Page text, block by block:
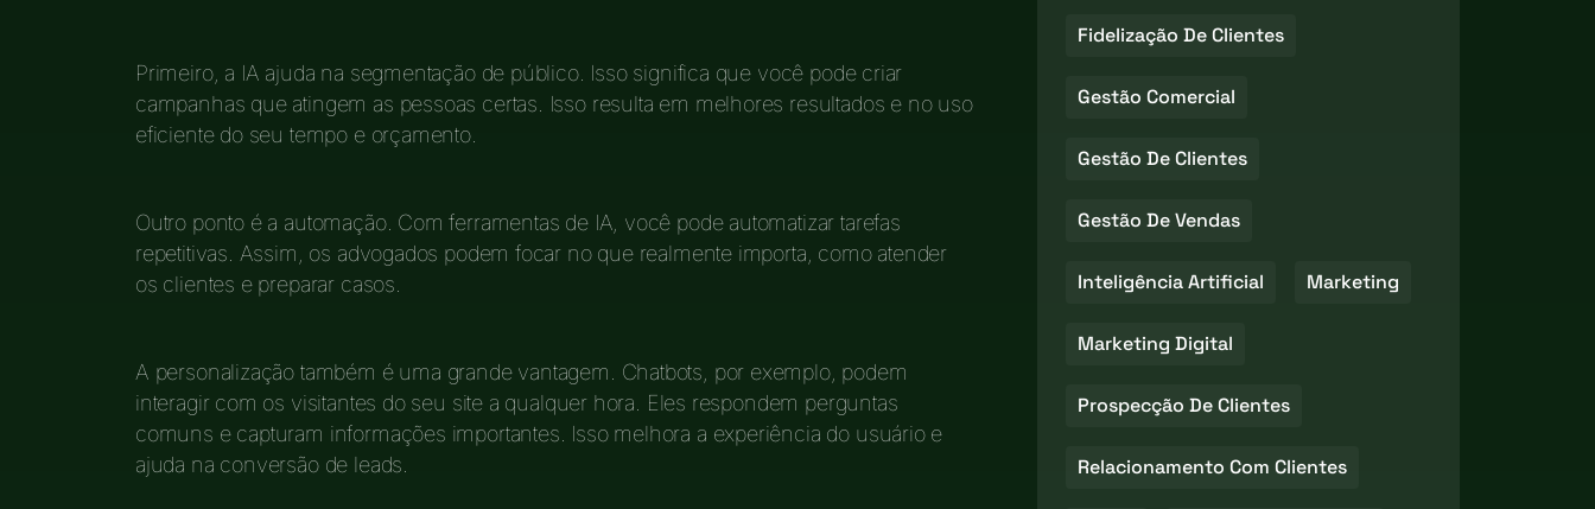
Primeiro, a IA ajuda na segmentação de público. Isso significa que você pode criar
campanhas que atingem as pessoas certas. Isso resulta em melhores resultados e no uso
eficiente do seu tempo e orçamento.
Outro ponto é a automação. Com ferramentas de IA, você pode automatizar tarefas
repetitivas. Assim, os advogados podem focar no que realmente importa, como atender
os clientes e preparar casos.
A personalização também é uma grande vantagem. Chatbots, por exemplo, podem
interagir com os visitantes do seu site a qualquer hora. Eles respondem perguntas
comuns e capturam informações importantes. Isso melhora a experiência do usuário e
ajuda na conversão de leads.
Fidelização De Clientes
Gestão Comercial
Gestão De Clientes
Gestão De Vendas
Inteligência Artificial Marketing
Marketing Digital
Prospecção De Clientes
Relacionamento Com Clientes